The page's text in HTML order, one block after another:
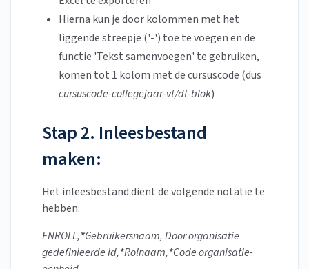
Hierna kun je door kolommen met het
liggende streepje ('-') toe te voegen en de
functie 'Tekst samenvoegen' te gebruiken,
komen tot 1 kolom met de cursuscode (dus
cursuscode-collegejaar-vt/dt-blok)
Stap 2. Inleesbestand
maken:
Het inleesbestand dient de volgende notatie te
hebben:
ENROLL,*Gebruikersnaam, Door organisatie
gedefinieerde id,*Rolnaam,*Code organisatie-